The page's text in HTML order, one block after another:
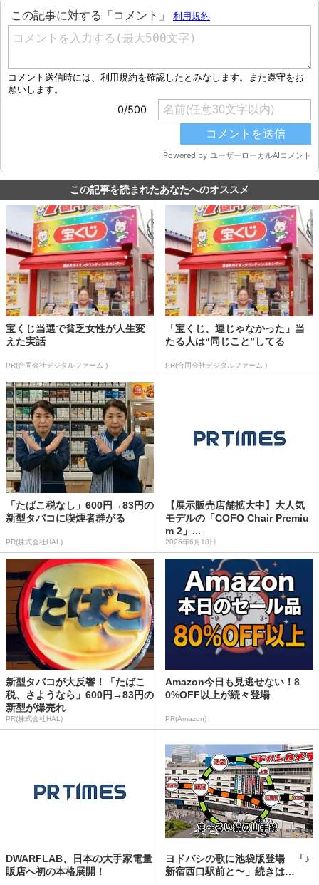
この記事を読まれたあなたへのオススメ
宝くじ当選で貧乏女性が人生変
えた実話
PR(合同会社デジタルファーム )
「宝くじ、運じゃなかった」当
たる人は“同じこと”してる
PR(合同会社デジタルファーム )
「たばこ税なし」600円→83円の
新型タバコに喫煙者群がる
PR(株式会社HAL)
【展示販売店舗拡大中】大人気
モデルの「COFO Chair Premiu
m 2」...
2026年6月18日
新型タバコが大反響！「たばこ
税、さようなら」600円→83円の
新型が爆売れ
PR(株式会社HAL)
Amazon今日も見逃せない！8
0%OFF以上が続々登場
PR(Amazon)
DWARFLAB、日本の大手家電量
販店へ初の本格展開！
ヨドバシの歌に池袋版登場 「♪
新宿西口駅前と〜」続きは…